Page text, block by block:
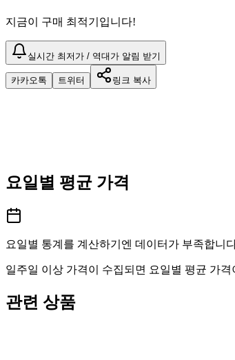
지금이 구매 최적기입니다!
실시간 최저가 / 역대가 알림 받기
카카오톡 트위터 링크 복사
요일별 평균 가격
요일별 통계를 계산하기엔 데이터가 부족합니
일주일 이상 가격이 수집되면 요일별 평균 가
관련 상품